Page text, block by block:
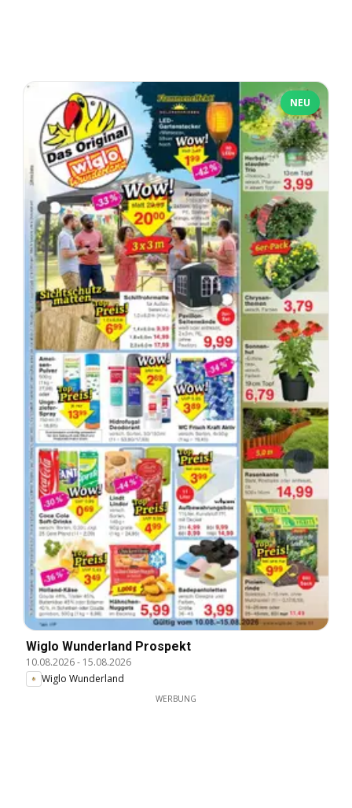
NEU
Wiglo Wunderland Prospekt
10.08.2026- 15.08.2026
Wiglo Wunderland
WERBUNG